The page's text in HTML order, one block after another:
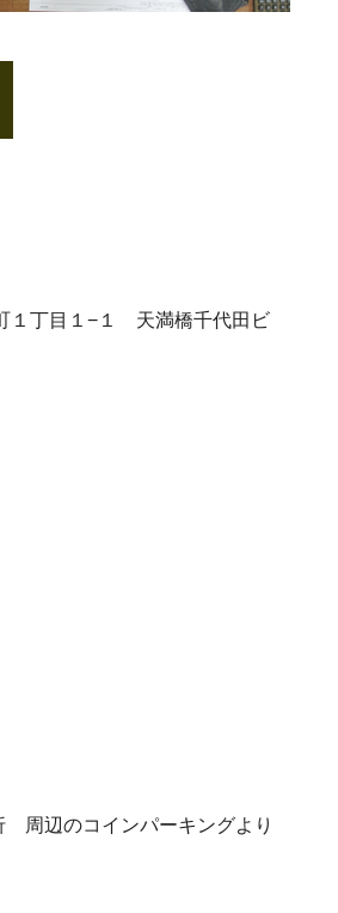
１丁目１−１ 天満橋千代田ビ
周辺のコインパーキングより